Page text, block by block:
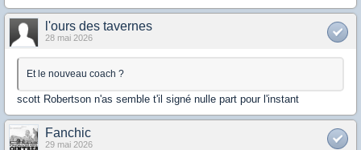
l'ours des tavernes
28 mai 2026
Et le nouveau coach ?
scott Robertson n'as semble t'il signé nulle part pour l'instant
Fanchic
29 mai 2026